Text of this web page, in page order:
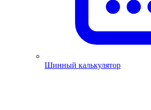
Шинный калькулятор